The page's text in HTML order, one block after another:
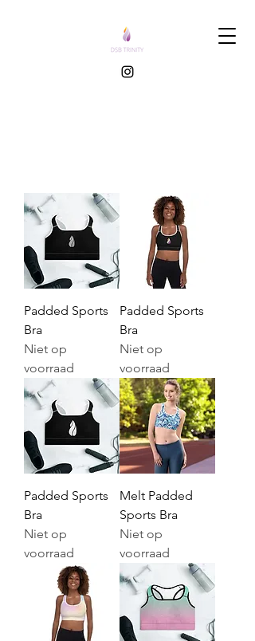
Padded Sports
Bra
Niet op
voorraad
Padded Sports
Bra
Niet op
voorraad
Padded Sports
Bra
Niet op
voorraad
Melt Padded
Sports Bra
Niet op
voorraad